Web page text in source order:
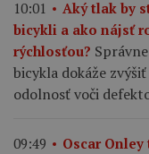
10:01
Aký tlak by
bicykli a ako nájsť
rýchlosťou?
bicykla dokáže
odolnosť voči
09:49
Oscar